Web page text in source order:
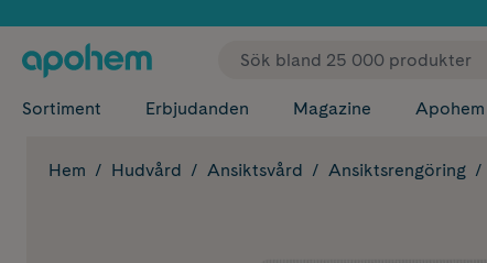
Sortiment Erbjudanden Magazine
Hem Hudvård Ansiktsvård Ansiktsrengöring